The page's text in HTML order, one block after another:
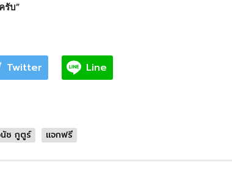
รับ”
Twitter Line
ช กูตูร์ แจกฟรี